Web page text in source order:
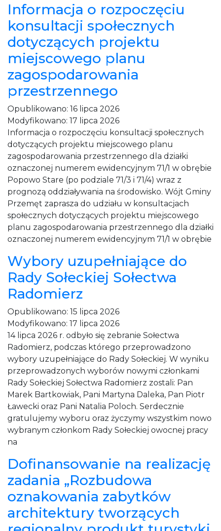
Informacja o rozpoczęciu
konsultacji społecznych
dotyczących projektu
miejscowego planu
zagospodarowania
przestrzennego
Opublikowano: 16 lipca 2026
Modyfikowano: 17 lipca 2026
Informacja o rozpoczęciu konsultacji społecznych
dotyczących projektu miejscowego planu
zagospodarowania przestrzennego dla działki
oznaczonej numerem ewidencyjnym 71/1 w obrębie
Popowo Stare (po podziale 71/3 i 71/4) wraz z
prognozą oddziaływania na środowisko. Wójt Gminy
Przemęt zaprasza do udziału w konsultacjach
społecznych dotyczących projektu miejscowego
planu zagospodarowania przestrzennego dla działki
oznaczonej numerem ewidencyjnym 71/1 w obrębie
Wybory uzupełniające do
Rady Sołeckiej Sołectwa
Radomierz
Opublikowano: 15 lipca 2026
Modyfikowano: 17 lipca 2026
14 lipca 2026 r. odbyło się zebranie Sołectwa
Radomierz, podczas którego przeprowadzono
wybory uzupełniające do Rady Sołeckiej. W wyniku
przeprowadzonych wyborów nowymi członkami
Rady Sołeckiej Sołectwa Radomierz zostali: Pan
Marek Bartkowiak, Pani Martyna Daleka, Pan Piotr
Ławecki oraz Pani Natalia Poloch. Serdecznie
gratulujemy wyboru oraz życzymy wszystkim nowo
wybranym członkom Rady Sołeckiej owocnej pracy
na
Dofinansowanie na realizację
zadania „Rozbudowa
oznakowania zabytków
architektury tworzących